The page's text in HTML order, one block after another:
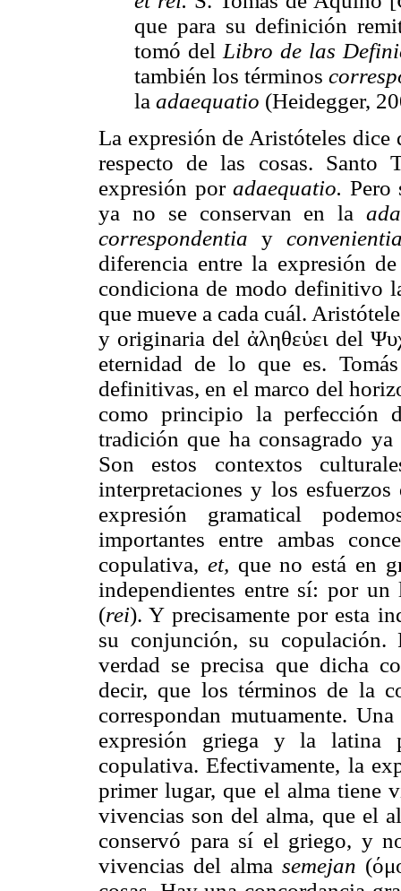
que para su definición
tomó del Libro de las
también los términos
la adaequatio (Heidegger,
La expresión de Aristóteles dice
respecto de las cosas. Santo
expresión por adaequatio. Pero
ya no se conservan en la
correspondentia y
diferencia entre la expresión
condiciona de modo definitivo
que mueve a cada cuál.
y originaria del ἀληθεὑει del
eternidad de lo que es.
definitivas, en el marco del
como principio la perfección
tradición que ha consagrado
Son estos contextos
interpretaciones y los
expresión gramatical
importantes entre ambas
copulativa, et, que no está en
independientes entre sí: por
(rei). Y precisamente por esta
su conjunción, su copulación.
verdad se precisa que dicha
decir, que los términos de la
correspondan mutuamente.
expresión griega y la latina
copulativa. Efectivamente, la
primer lugar, que el alma tiene
vivencias son del alma, que el
conservó para sí el griego, y
vivencias del almasemejan